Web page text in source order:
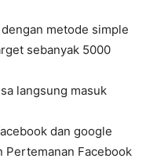
metode simple
sebanyak 5000
langsung masuk
dan google
Pertemanan Facebook